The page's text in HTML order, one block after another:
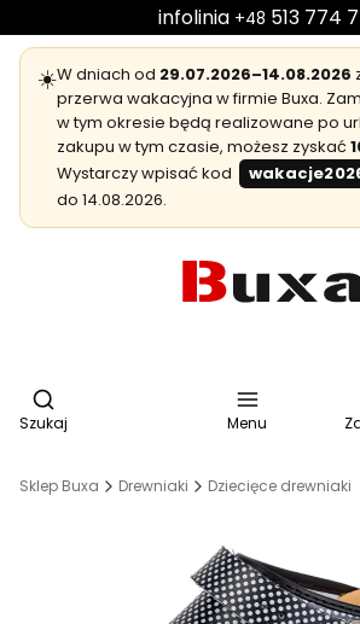
infolinia +48 513 774
☀️W dniach od 29.07.2026–14.08.2026
przerwa wakacyjna w firmie Buxa.
w tym okresie będą realizowane po
zakupu w tym czasie, możesz zyskać
Wystarczy wpisać kod
do 14.08.2026.
Otwórz wyszukiwarkę
Szukaj Menu
Sklep Buxa Drewniaki Dziecięce drewniaki